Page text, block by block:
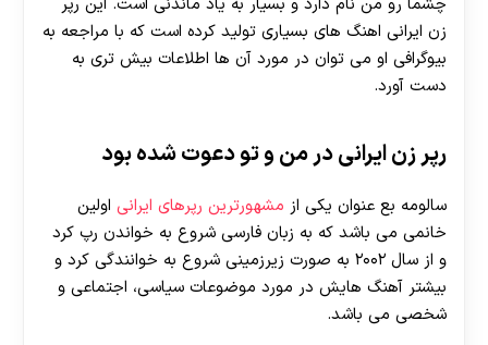
چشما رو من نام دارد و بسیار به یاد ماندنی است. این رپر
زن ایرانی اهنگ های بسیاری تولید کرده است که با مراجعه به
بیوگرافی او می توان در مورد آن ها اطلاعات بیش تری به
دست آورد.
رپر زن ایرانی در من و تو دعوت شده بود
سالومه بع عنوان یکی از مشهورترین رپرهای ایرانی اولین
خانمی می باشد که به زبان فارسی شروع به خواندن رپ کرد
و از سال ۲۰۰۲ به صورت زیرزمینی شروع به خوانندگی کرد و
بیشتر آهنگ هایش در مورد موضوعات سیاسی، اجتماعی و
شخصی می باشد.